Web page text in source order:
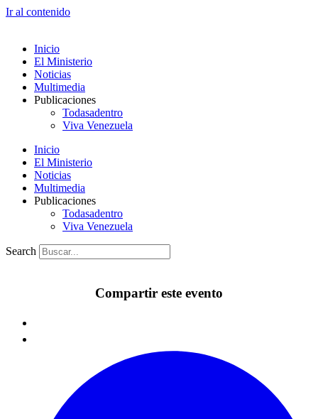
Ir al contenido
Inicio
El Ministerio
Noticias
Multimedia
Publicaciones
Todasadentro
Viva Venezuela
Inicio
El Ministerio
Noticias
Multimedia
Publicaciones
Todasadentro
Viva Venezuela
Search
Compartir este evento